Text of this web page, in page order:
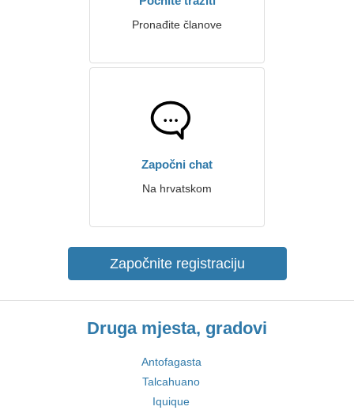
Pronađite članove
Započni chat
Na hrvatskom
Započnite registraciju
Druga mjesta, gradovi
Antofagasta
Talcahuano
Iquique